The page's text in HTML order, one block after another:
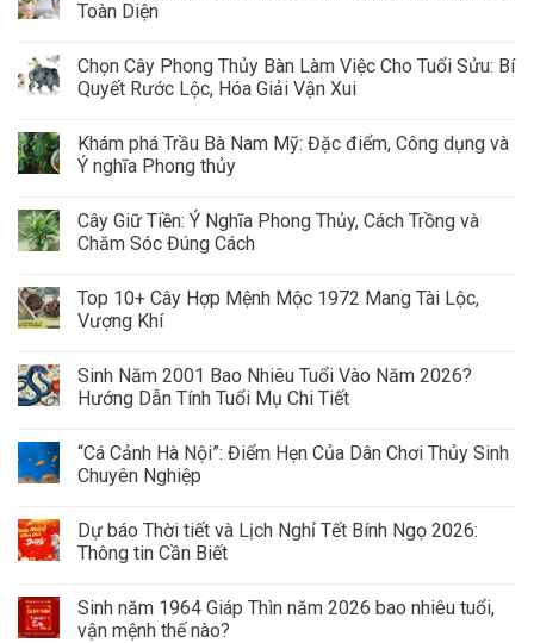
Toàn Diện
Chọn Cây Phong Thủy Bàn Làm Việc Cho Tuổi Sửu: Bí
Quyết Rước Lộc, Hóa Giải Vận Xui
Khám phá Trầu Bà Nam Mỹ: Đặc điểm, Công dụng và
Ý nghĩa Phong thủy
Cây Giữ Tiền: Ý Nghĩa Phong Thủy, Cách Trồng và
Chăm Sóc Đúng Cách
Top 10+ Cây Hợp Mệnh Mộc 1972 Mang Tài Lộc,
Vượng Khí
Sinh Năm 2001 Bao Nhiêu Tuổi Vào Năm 2026?
Hướng Dẫn Tính Tuổi Mụ Chi Tiết
“Cá Cảnh Hà Nội”: Điểm Hẹn Của Dân Chơi Thủy Sinh
Chuyên Nghiệp
Dự báo Thời tiết và Lịch Nghỉ Tết Bính Ngọ 2026:
Thông tin Cần Biết
Sinh năm 1964 Giáp Thìn năm 2026 bao nhiêu tuổi,
vận mệnh thế nào?